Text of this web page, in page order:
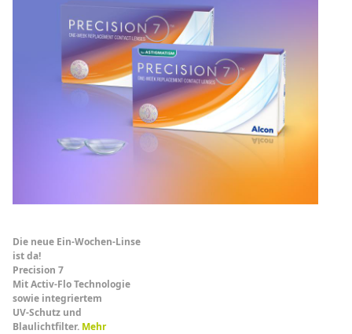
Die neue Ein-Wochen-Linse
ist da!
Precision 7
Mit Activ-Flo Technologie
sowie integriertem
UV-Schutz und
Blaulichtfilter. Mehr